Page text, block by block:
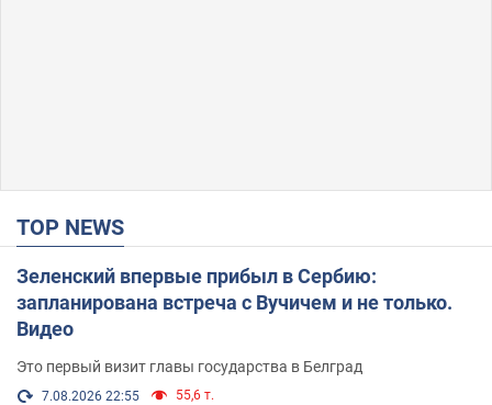
TOP NEWS
Зеленский впервые прибыл в Сербию:
запланирована встреча с Вучичем и не только.
Видео
Это первый визит главы государства в Белград
7.08.2026 22:55 55,6 т.